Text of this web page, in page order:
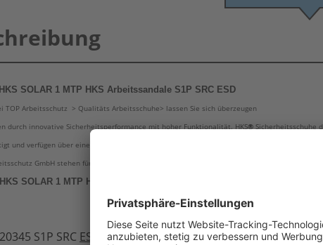
SOLAR 1 MTP HKS Arbeitssandale S1P SRC ESD
TOP Arbeitsschutz > Qualitäts Arbeitsschuhe> lassen Sie sich überzeugen
durch innovative Sicherheitsperformance mit hoher Funktionalität. HKS® Sicherheitsschuhe
und verfügen über eine gut dimensionierte Zehenschutzkappe sowie eine angenehme
GmbH stehen für Fragen gern zur Verfügung.
SOLAR 1 MTP HKS Arbeitssandale S1P
S1P SRC ESD